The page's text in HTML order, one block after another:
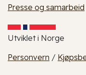
Presse og samarbeid
Utviklet i Norge
Personvern /